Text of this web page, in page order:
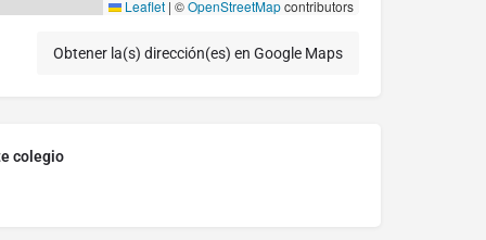
Leaflet | ©OpenStreetMapcontributors
Obtener la(s) dirección(es) en Google Maps
colegio